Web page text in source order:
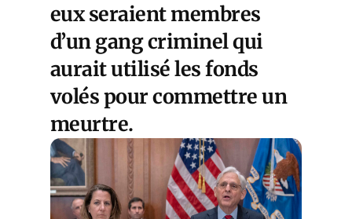
eux seraient membres
d’un gang criminel qui
aurait utilisé les fonds
volés pour commettre un
meurtre.